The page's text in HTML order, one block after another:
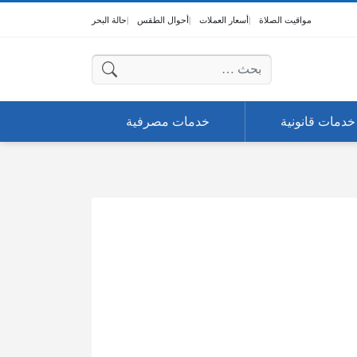
مواقيت الصلاة أسعار العملات أحوال الطقس حالة البحر
البحث عن:
خدمات قانونية خدمات مصرفية